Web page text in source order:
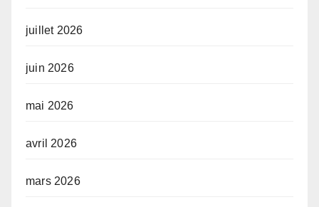
juillet 2026
juin 2026
mai 2026
avril 2026
mars 2026